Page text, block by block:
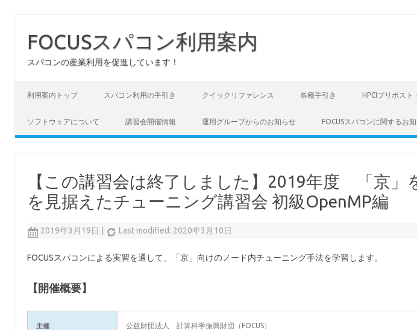
FOCUSスパコン利用案内
スパコンの産業利用を促進しています！
利用案内トップ スパコン利用の手引き クイックリファレンス 各種手引き HPCIプリポスト
ソフトウェアについて 講習会開催情報 運用グループからのお知らせ FOCUSスパコンに関するお
【この講習会は終了しました】2019年度 「京」
を見据えたチューニング講習会 初級OpenMP編
2019年3月19日 Last modified: 2020年3月10日
FOCUSスパコンによる実習を通して、「京」向けのノード内チューニング手法を学習します。
【開催概要】
主催 公益財団法人 計算科学振興財団（FOCUS）